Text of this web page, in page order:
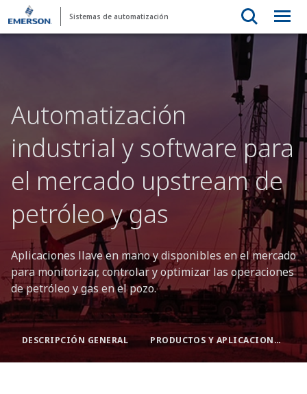
Sistemas de automatización
Automatización
industrial y software para
el mercado upstream de
petróleo y gas
Aplicaciones llave en mano y disponibles en el mercado
para monitorizar, controlar y optimizar las operaciones
de petróleo y gas en el pozo.
DESCRIPCIÓN GENERAL PRODUCTOS Y APLICACIONES